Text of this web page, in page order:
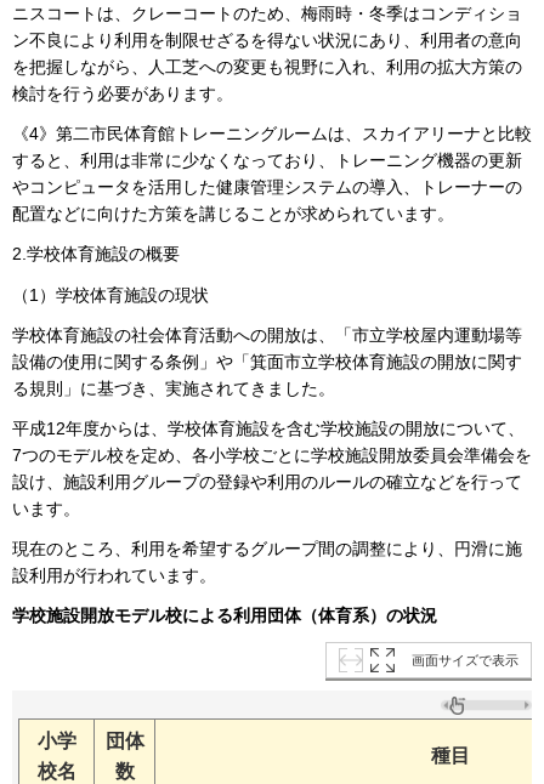
ニスコートは、クレーコートのため、梅雨時・冬季はコンディショ
ン不良により利用を制限せざるを得ない状況にあり、利用者の意向
を把握しながら、人工芝への変更も視野に入れ、利用の拡大方策の
検討を行う必要があります。
《4》第二市民体育館トレーニングルームは、スカイアリーナと比較
すると、利用は非常に少なくなっており、トレーニング機器の更新
やコンピュータを活用した健康管理システムの導入、トレーナーの
配置などに向けた方策を講じることが求められています。
2.学校体育施設の概要
（1）学校体育施設の現状
学校体育施設の社会体育活動への開放は、「市立学校屋内運動場等
設備の使用に関する条例」や「箕面市立学校体育施設の開放に関す
る規則」に基づき、実施されてきました。
平成12年度からは、学校体育施設を含む学校施設の開放について、
7つのモデル校を定め、各小学校ごとに学校施設開放委員会準備会を
設け、施設利用グループの登録や利用のルールの確立などを行って
います。
現在のところ、利用を希望するグループ間の調整により、円滑に施
設利用が行われています。
学校施設開放モデル校による利用団体（体育系）の状況
画面サイズで表示
小学
校名
団体
数
種目